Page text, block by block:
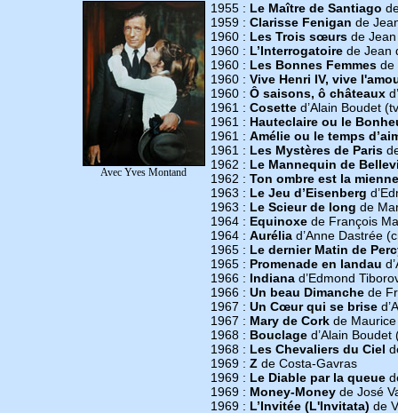
Avec Yves Montand
1955 : Le Maître de Santiago
1959 : Clarisse Fenigan de
1960 : Les Trois sœurs de
1960 : L’Interrogatoire de Jean
1960 : Les Bonnes Femmes de
1960 : Vive Henri IV, vive
1960 : Ô saisons, ô châteaux
1961 : Cosette d’Alain Boudet
1961 : Hauteclaire ou le
1961 : Amélie ou le temps
1961 : Les Mystères de Paris
1962 : Le Mannequin de
1962 : Ton ombre est la mienne
1963 : Le Jeu d’Eisenberg
1963 : Le Scieur de long de
1964 : Equinoxe de François
1964 : Aurélia d’Anne Dastrée
1965 : Le dernier Matin de
1965 : Promenade en landau
1966 : Indiana d’Edmond
1966 : Un beau Dimanche de
1967 : Un Cœur qui se brise
1967 : Mary de Cork de
1968 : Bouclage d’Alain Boudet
1968 : Les Chevaliers du Ciel
1969 : Z de Costa-Gavras
1969 : Le Diable par la queue
1969 : Money-Money de José
1969 : L’Invitée (L'Invitata) de